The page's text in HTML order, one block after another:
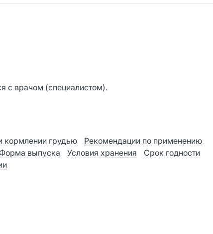
с врачом (специалистом).
кормлении грудью
Рекомендации по применению
Форма выпуска Условия хранения
Срок годности